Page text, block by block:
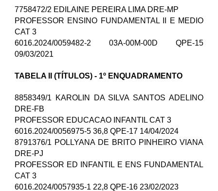
7758472/2 EDILAINE PEREIRA LIMA DRE-MP
PROFESSOR ENSINO FUNDAMENTAL II E MEDIO
CAT 3
6016.2024/0059482-2 03A-00M-00D QPE-15
09/03/2021
TABELA II (TÍTULOS) - 1º ENQUADRAMENTO
8858349/1 KAROLIN DA SILVA SANTOS ADELINO
DRE-FB
PROFESSOR EDUCACAO INFANTIL CAT 3
6016.2024/0056975-5 36,8 QPE-17 14/04/2024
8791376/1 POLLYANA DE BRITO PINHEIRO VIANA
DRE-PJ
PROFESSOR ED INFANTIL E ENS FUNDAMENTAL
CAT 3
6016.2024/0057935-1 22,8 QPE-16 23/02/2023